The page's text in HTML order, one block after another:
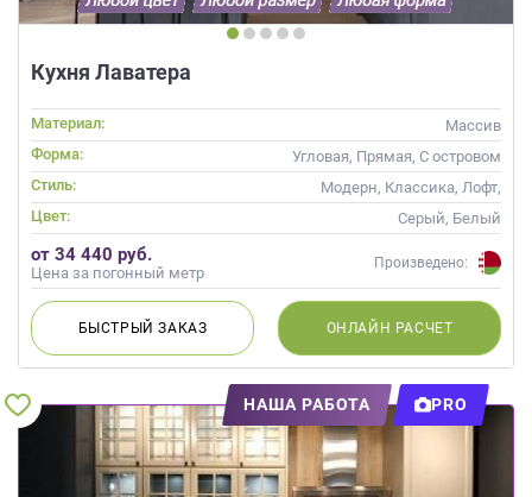
Кухня Лаватера
Материал:
Массив
Форма:
Угловая, Прямая, С островом
Стиль:
Модерн, Классика, Лофт,
Скандинавский, Неоклассика,
Современные
Цвет: Серый, Белый
от 34 440 руб.
Цена за погонный метр
Произведено:
БЫСТРЫЙЗАКАЗ ОНЛАЙН РАСЧЕТ
НАША РАБОТА PRO